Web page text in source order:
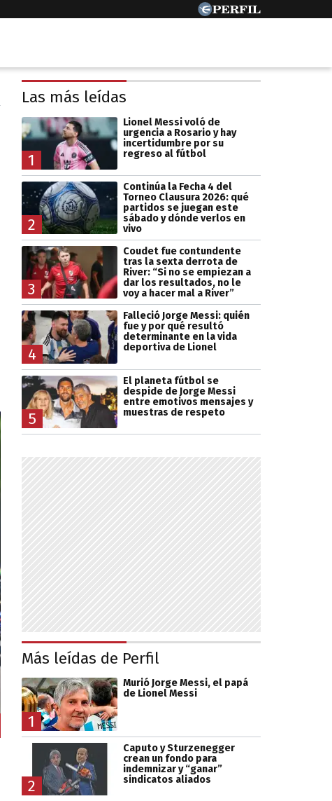
Las más leídas
1
Lionel Messi voló de
urgencia a Rosario y hay
incertidumbre por su
regreso al fútbol
2
Continúa la Fecha 4 del
Torneo Clausura 2026: qué
partidos se juegan este
sábado y dónde verlos en
vivo
3
Coudet fue contundente
tras la sexta derrota de
River: “Si no se empiezan a
dar los resultados, no le
voy a hacer mal a River”
4
Falleció Jorge Messi: quién
fue y por qué resultó
determinante en la vida
deportiva de Lionel
5
El planeta fútbol se
despide de Jorge Messi
entre emotivos mensajes y
muestras de respeto
Más leídas de Perfil
1
Murió Jorge Messi, el papá
de Lionel Messi
2
Caputo y Sturzenegger
crean un fondo para
indemnizar y “ganar”
sindicatos aliados